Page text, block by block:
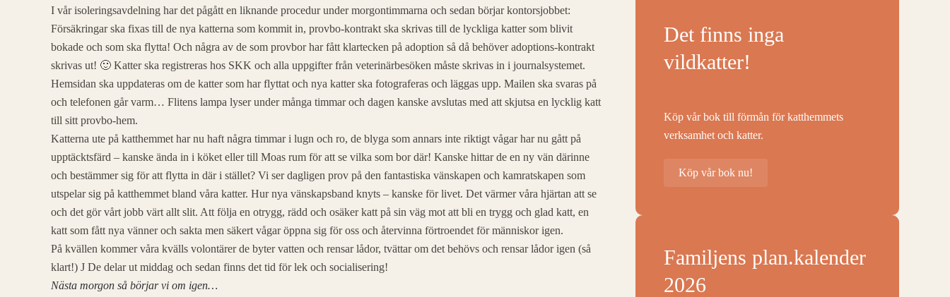
I vår isoleringsavdelning har det pågått en liknande procedur under morgontimmarna och sedan börjar kontorsjobbet:
Försäkringar ska fixas till de nya katterna som kommit in, provbo-kontrakt ska skrivas till de lyckliga katter som blivit
bokade och som ska flytta! Och några av de som provbor har fått klartecken på adoption så då behöver adoptions-kontrakt
skrivas ut! 🙂 Katter ska registreras hos SKK och alla uppgifter från veterinärbesöken måste skrivas in i journalsystemet.
Hemsidan ska uppdateras om de katter som har flyttat och nya katter ska fotograferas och läggas upp. Mailen ska svaras på
och telefonen går varm… Flitens lampa lyser under många timmar och dagen kanske avslutas med att skjutsa en lycklig katt
till sitt provbo-hem.
Katterna ute på katthemmet har nu haft några timmar i lugn och ro, de blyga som annars inte riktigt vågar har nu gått på
upptäcktsfärd – kanske ända in i köket eller till Moas rum för att se vilka som bor där! Kanske hittar de en ny vän därinne
och bestämmer sig för att flytta in där i stället? Vi ser dagligen prov på den fantastiska vänskapen och kamratskapen som
utspelar sig på katthemmet bland våra katter. Hur nya vänskapsband knyts – kanske för livet. Det värmer våra hjärtan att se
och det gör vårt jobb värt allt slit. Att följa en otrygg, rädd och osäker katt på sin väg mot att bli en trygg och glad katt, en
katt som fått nya vänner och sakta men säkert vågar öppna sig för oss och återvinna förtroendet för människor igen.
På kvällen kommer våra kvälls volontärer de byter vatten och rensar lådor, tvättar om det behövs och rensar lådor igen (så
klart!) J De delar ut middag och sedan finns det tid för lek och socialisering!
Nästa morgon så börjar vi om igen…
Det finns inga
vildkatter!
Köp vår bok till förmån för katthemmets
verksamhet och katter.
Köp vår bok nu!
Familjens plan.kalender
2026